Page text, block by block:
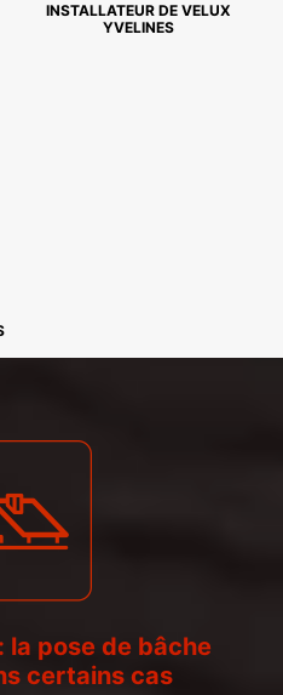
INSTALLATEUR DE VELUX
YVELINES
la pose de bâche
certains cas